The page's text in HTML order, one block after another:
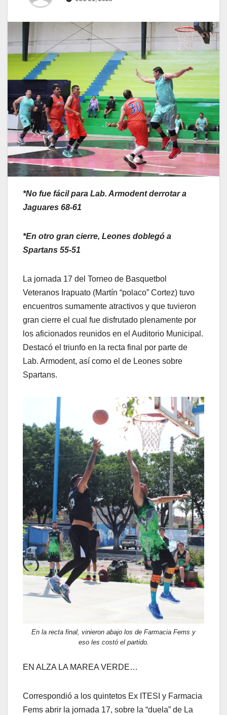
*No fue fácil para Lab. Armodent derrotar a
Jaguares 68-61
*En otro gran cierre, Leones doblegó a
Spartans 55-51
La jornada 17 del Torneo de Basquetbol
Veteranos Irapuato (Martín “polaco” Cortez) tuvo
encuentros sumamente atractivos y que tuvieron
gran cierre el cual fue disfrutado plenamente por
los aficionados reunidos en el Auditorio Municipal.
Destacó el triunfo en la recta final por parte de
Lab. Armodent, así como el de Leones sobre
Spartans.
En la recta final, vinieron abajo los de Farmacia Fems y
eso les costó el partido.
EN ALZA LA MAREA VERDE…
Correspondió a los quintetos Ex ITESI y Farmacia
Fems abrir la jornada 17, sobre la “duela” de La